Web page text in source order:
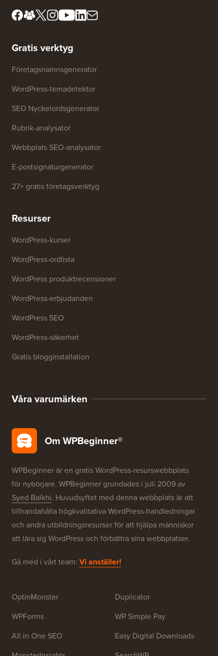
Gratis verktyg
Företagsnamnsgenerator
WordPress-temadetektor
SEO Nyckelordsgenerator
Rubrik-analysator
Webbplats SEO-analysator
E-postsignaturgenerator
27+ gratis företagsverktyg
Resurser
WordPress-kurser
WordPress-ordlista
WordPress produktrecensioner
WordPress-erbjudanden
WordPress SEO
WordPress-säkerhet
Gratis blogginstallation
Våra varumärken
Om WPBeginner®
WPBeginner är en gratis WordPress-resurswebbplats
för nybörjare. WPBeginner grundades i juli 2009 av
Syed Balkhi. Huvudsyftet med denna webbplats är att
tillhandahålla högkvalitativa WordPress-handledningar
och andra utbildningsresurser för att hjälpa människor
att lära sig WordPress och förbättra sina webbplatser.
Gå med i vårt team: Vi anställer!
OptinMonster
WPForms
All in One SEO
Duplicator
WP Simple Pay
Easy Digital Downloads